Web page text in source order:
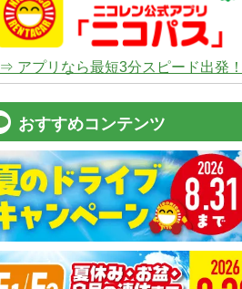
⇒ アプリなら最短3分スピード出発！
おすすめコンテンツ